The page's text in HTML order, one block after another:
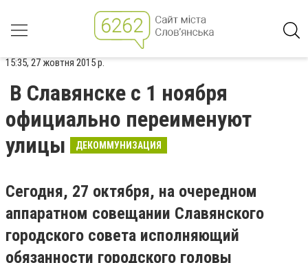
15:35, 27 жовтня 2015 р.
В Славянске с 1 ноября
официально переименуют
улицы
ДЕКОММУНИЗАЦИЯ
Сегодня, 27 октября, на очередном
аппаратном совещании Славянского
городского совета исполняющий
обязанности городского головы